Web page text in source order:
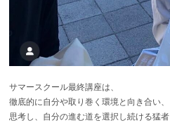
サマースクール最終講座は、
徹底的に自分や取り巻く環境と向き合い、
思考し、自分の進む道を選択し続ける猛者